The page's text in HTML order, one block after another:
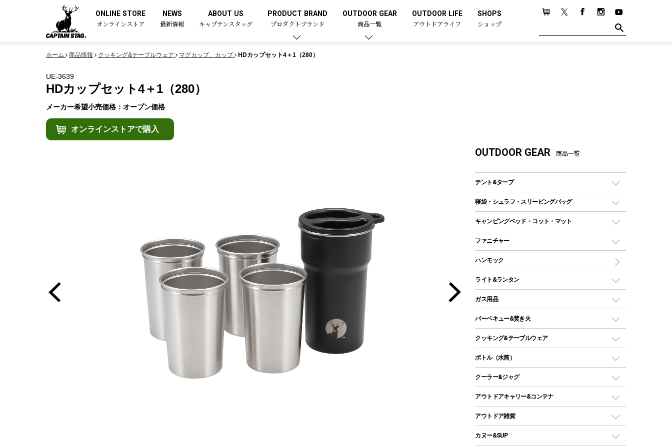
ONLINE STORE
オンラインストア
NEWS
最新情報
ABOUT US
キャプテンスタッグ
PRODUCT BRAND
プロダクトブランド
OUTDOOR GEAR
商品一覧
OUTDOOR LIFE
アウトドアライフ
SHOPS
ショップ
ホーム 商品情報 クッキング&テーブルウェア マグカップ、カップ HDカップセット4＋1（280）
UE-3639
HDカップセット4＋1（280）
メーカー希望小売価格：オープン価格
オンラインストアで購入
OUTDOOR GEAR 商品一覧
テント&タープ
テント
ツールームテント
ワンポールテント
シェルターテント
ロッジ型・オリジナルテント
タープ
スクエアタープ（レクタタープ）
メッシュタープ
自立式タープ
パラソル
テントアクセサリー
ペグ
寝袋・シュラフ・スリーピングバッグ
レクタングラー型（封筒型）シュラフ
インナーシュラフ
キャンピングベッド・コット・マット
キャンピングベッド・コット
インフレータブルマット
ファニチャー
アウトドアテーブル
レジャーシート
ハンモック
ライト&ランタン
LEDランタン
ガスランタン
オイルランタン
LEDライト
ヘッドライト
キャンドル
ガス用品
ガスバーナー
ガス缶
ガストーチ、ライター
バーベキュー&焚き火
バーベキューコンロ、グリル
焚き火台タイプ（ロースタイル）グリル
卓上タイプグリル
パーティータイプグリル
鉄板、アミ
クッキング&テーブルウェア
ダッチオーブン
ホットサンドメーカー
クッカーセット
シェラカップ
ボトル（水筒）
ステンレスボトル
コップ付きタイプ
ワンタッチタイプ
プラスチックボトル
クーラー&ジャグ
クーラーボックス
クーラーバッグ
ウォータージャグ
アウトドアキャリー&コンテナ
アウトドアキャリー
アウトドア雑貨
バックパック&バッグ
カヌー&SUP